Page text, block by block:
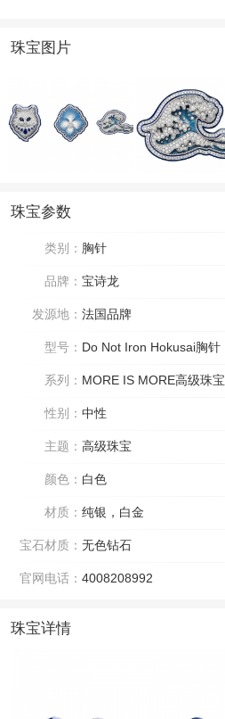
珠宝图片
珠宝参数
类别： 胸针
品牌： 宝诗龙
发源地： 法国品牌
型号： Do Not Iron Hokusai胸针
系列： MORE IS MORE高级珠宝
性别： 中性
主题： 高级珠宝
颜色： 白色
材质： 纯银，白金
宝石材质： 无色钻石
官网电话： 4008208992
珠宝详情